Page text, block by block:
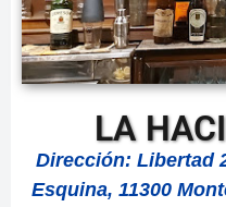
LA
Dirección: Libertad
Esquina, 11300